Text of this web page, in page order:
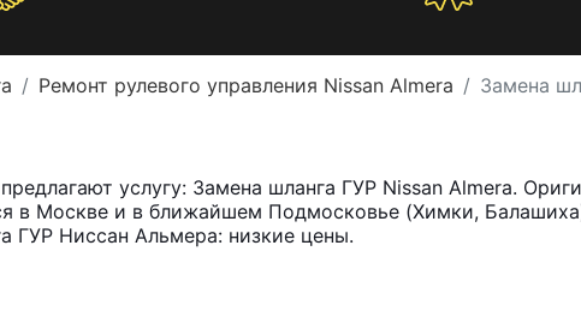
Ремонт рулевого управления Nissan Almera Замена
услугу: Замена шланга ГУР Nissan Almera.
в Москве и в ближайшем Подмосковье (Химки,
ГУР Ниссан Альмера: низкие цены.